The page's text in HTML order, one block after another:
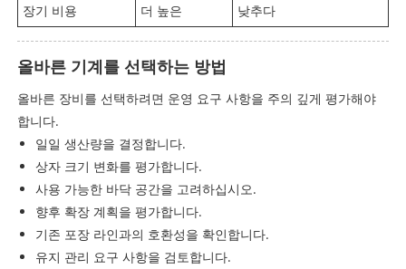
장기 비용
더 높은 낮추다
올바른 기계를 선택하는 방법
올바른 장비를 선택하려면 운영 요구 사항을 주의 깊게 평가해야
합니다.
일일 생산량을 결정합니다.
상자 크기 변화를 평가합니다.
사용 가능한 바닥 공간을 고려하십시오.
향후 확장 계획을 평가합니다.
기존 포장 라인과의 호환성을 확인합니다.
유지 관리 요구 사항을 검토합니다.